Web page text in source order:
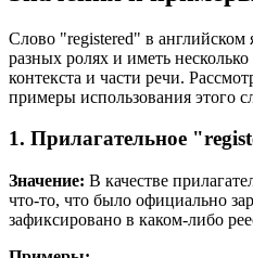
Слово "registered" в английском
разных ролях и иметь
контекста и части речи.
примеры использования этого
1. Прилагательное
Значение: В качестве
что-то, что было официально
зафиксировано в каком-либо